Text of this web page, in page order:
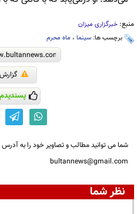
منبع: خبرگزاری میزان
برچسب ها: سینما ، ماه محرم
پسندیدم
شما می توانید مطالب و تصاویر خود را به آدرس
bultannews@gmail.com
نظر شما